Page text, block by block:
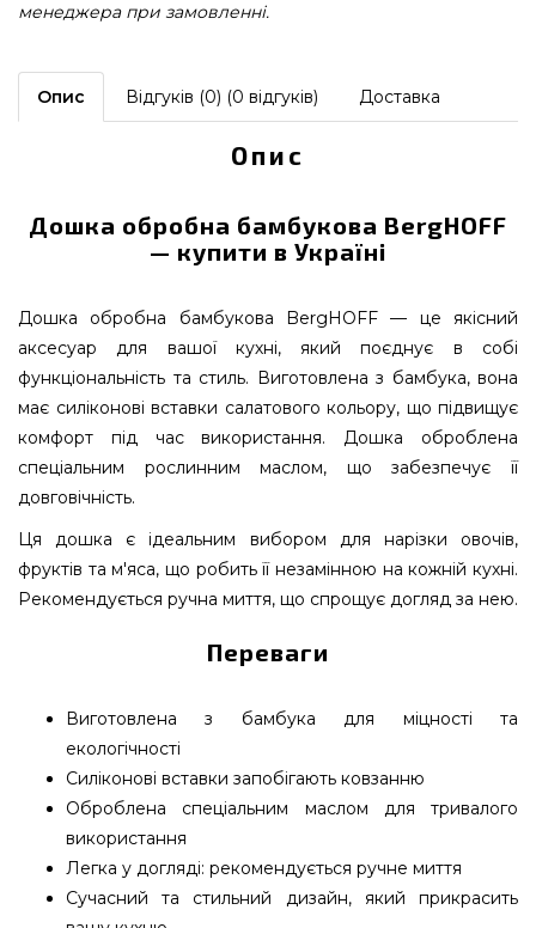
менеджера при замовленні.
Опис Відгуків (0) (0 відгуків) Доставка
Опис
Дошка обробна бамбукова BergHOFF
— купити в Україні
Дошка обробна бамбукова BergHOFF — це якісний
аксесуар для вашої кухні, який поєднує в собі
функціональність та стиль. Виготовлена з бамбука, вона
має силіконові вставки салатового кольору, що підвищує
комфорт під час використання. Дошка оброблена
спеціальним рослинним маслом, що забезпечує її
довговічність.
Ця дошка є ідеальним вибором для нарізки овочів,
фруктів та м'яса, що робить її незамінною на кожній кухні.
Рекомендується ручна миття, що спрощує догляд за нею.
Переваги
Виготовлена з бамбука для міцності та
екологічності
Силіконові вставки запобігають ковзанню
Оброблена спеціальним маслом для тривалого
використання
Легка у догляді: рекомендується ручне миття
Сучасний та стильний дизайн, який прикрасить